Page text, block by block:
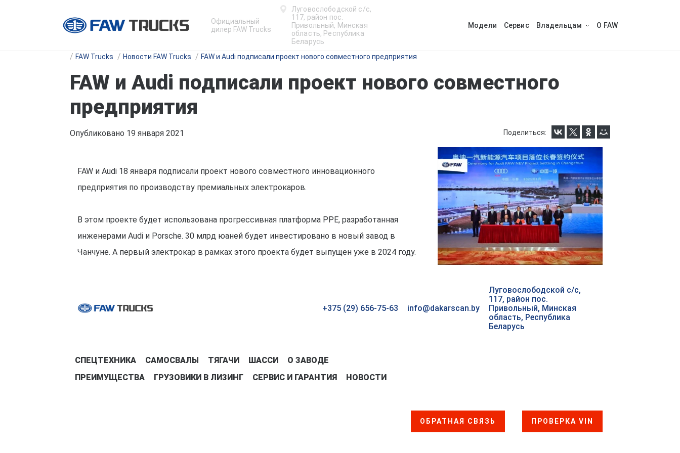
Официальный
дилер FAW Trucks
Луговослободской с/с,
117, район пос.
Привольный, Минская
область, Республика
Беларусь
Модели Сервис Владельцам O FAW
FAW Trucks Новости FAW Trucks FAW и Audi подписали проект нового совместного предприятия
FAW и Audi подписали проект нового совместного
предприятия
Опубликовано 19 января 2021 Поделиться:
FAW и Audi 18 января подписали проект нового совместного инновационного
предприятия по производству премиальных электрокаров.
В этом проекте будет использована прогрессивная платформа PPE, разработанная
инженерами Audi и Porsche. 30 млрд юаней будет инвестировано в новый завод в
Чанчуне. А первый электрокар в рамках этого проекта будет выпущен уже в 2024 году.
+375 (29) 656-75-63 info@dakarscan.by
Луговослободской с/с,
117, район пос.
Привольный, Минская
область, Республика
Беларусь
СПЕЦТЕХНИКА САМОСВАЛЫ ТЯГАЧИ ШАССИ
О ЗАВОДЕ
ПРЕИМУЩЕСТВА
ГРУЗОВИКИ В ЛИЗИНГ СЕРВИС И ГАРАНТИЯ НОВОСТИ
ОБРАТНАЯ СВЯЗЬ ПРОВЕРКА VIN